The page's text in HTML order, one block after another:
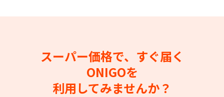
スーパー価格で、すぐ届く
ONIGOを
利用してみませんか？